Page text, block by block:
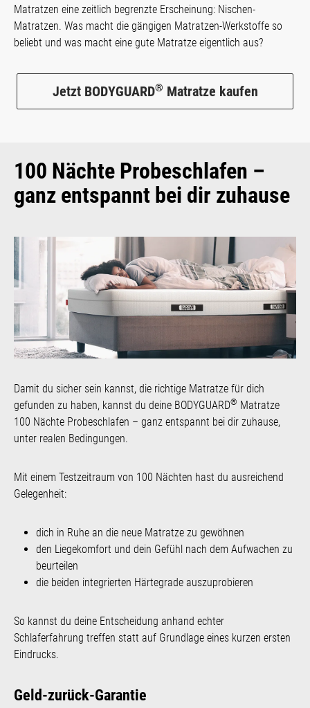
Matratzen eine zeitlich begrenzte Erscheinung: Nischen-
Matratzen. Was macht die gängigen Matratzen-Werkstoffe so
beliebt und was macht eine gute Matratze eigentlich aus?
Jetzt BODYGUARD® Matratze kaufen
100 Nächte Probeschlafen –
ganz entspannt bei dir zuhause
Damit du sicher sein kannst, die richtige Matratze für dich
gefunden zu haben, kannst du deine BODYGUARD® Matratze
100 Nächte Probeschlafen – ganz entspannt bei dir zuhause,
unter realen Bedingungen.
Mit einem Testzeitraum von 100 Nächten hast du ausreichend
Gelegenheit:
dich in Ruhe an die neue Matratze zu gewöhnen
den Liegekomfort und dein Gefühl nach dem Aufwachen zu
beurteilen
die beiden integrierten Härtegrade auszuprobieren
So kannst du deine Entscheidung anhand echter
Schlaferfahrung treffen statt auf Grundlage eines kurzen ersten
Eindrucks.
Geld-zurück-Garantie